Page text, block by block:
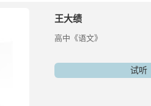
王大绩
高中《语文》
试听